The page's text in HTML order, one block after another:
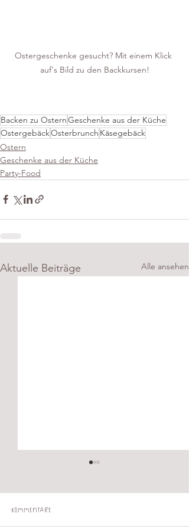
Ostergeschenke gesucht? Mit einem Klick
auf's Bild zu den Backkursen!
Backen zu OsternGeschenke aus der Küche
OstergebäckOsterbrunch Käsegebäck
Ostern
Geschenke aus der Küche
Party-Food
Aktuelle Beiträge Alle ansehen
Möhrenkekse 🥕
Kommentare